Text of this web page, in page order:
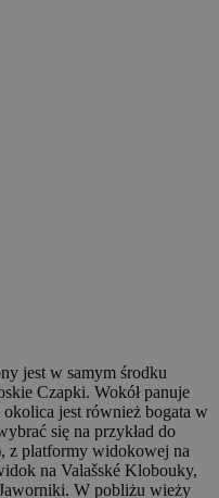
jest w samym środku
Czapki. Wokół panuje
jest również bogata w
się na przykład do
z platformy widokowej na
na Valašské Klobouky,
W pobliżu wieży